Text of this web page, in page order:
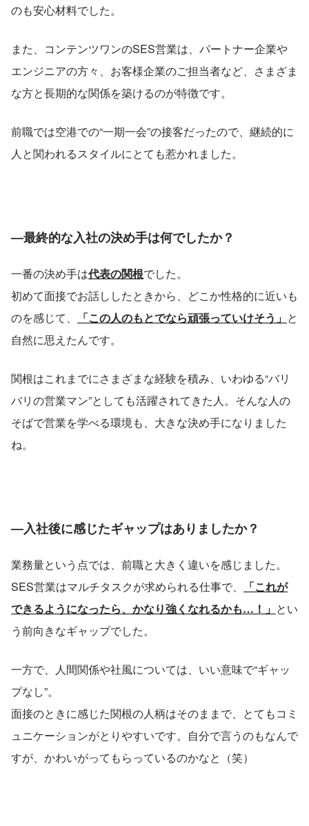
のも安心材料でした。
また、コンテンツワンのSES営業は、パートナー企業や
エンジニアの方々、お客様企業のご担当者など、さまざま
な方と長期的な関係を築けるのが特徴です。
前職では空港での“一期一会”の接客だったので、継続的に
人と関われるスタイルにとても惹かれました。
―最終的な入社の決め手は何でしたか？
一番の決め手は代表の関根でした。
初めて面接でお話ししたときから、どこか性格的に近いも
のを感じて、
「この人のもとでなら頑張っていけそう」 と
自然に思えたんです。
関根はこれまでにさまざまな経験を積み、いわゆる“バリ
バリの営業マン”としても活躍されてきた人。そんな人の
そばで営業を学べる環境も、大きな決め手になりました
ね。
―入社後に感じたギャップはありましたか？
業務量という点では、前職と大きく違いを感じました。
SES営業はマルチタスクが求められる仕事で、
「これが
できるようになったら、かなり強くなれるかも…！」 とい
う前向きなギャップでした。
一方で、人間関係や社風については、いい意味で“ギャッ
プなし”。
面接のときに感じた関根の人柄はそのままで、とてもコミ
ュニケーションがとりやすいです。自分で言うのもなんで
すが、かわいがってもらっているのかなと（笑）